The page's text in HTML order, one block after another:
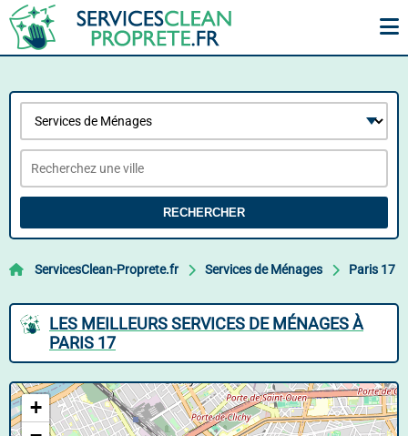
RECHERCHER
ServicesClean-Proprete.fr Services de Ménages Paris 17
LES MEILLEURS SERVICES DE MÉNAGES À
PARIS 17
+